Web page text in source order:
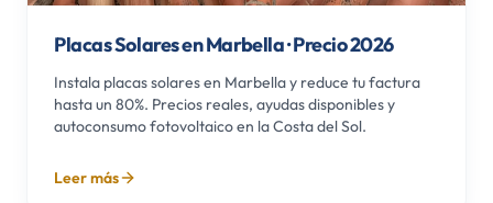
Placas Solares en Marbella · Precio 2026
Instala placas solares en Marbella y reduce tu factura
hasta un 80%. Precios reales, ayudas disponibles y
autoconsumo fotovoltaico en la Costa del Sol.
Leer más